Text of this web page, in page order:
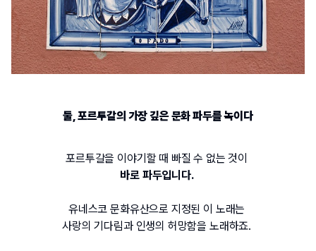
둘 포르투갈의 가장 깊은 문화 파두를 녹이다
포르투갈을 이야기할 때 빠질 수 없는 것이
바로 파두입니다.
유네스코 문화유산으로 지정된 이 노래는
사랑의 기다림과 인생의 허망함을 노래하죠.